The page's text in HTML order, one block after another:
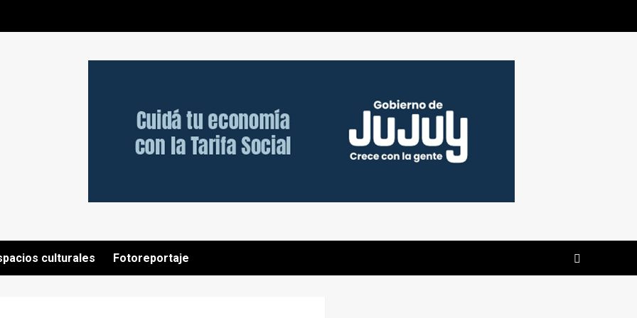
culturales Fotoreportaje